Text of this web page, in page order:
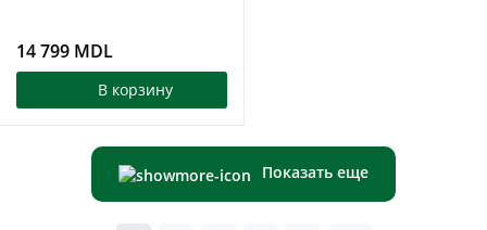
14 799 MDL
В корзину
Показать еще